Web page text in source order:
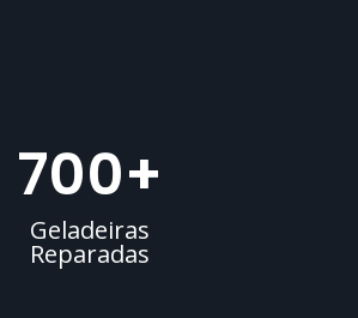
700+
Geladeiras
Reparadas